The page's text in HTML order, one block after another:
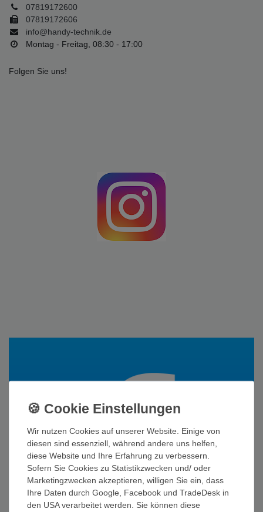
07819172600
07819172606
info@handy-technik.de
Montag - Freitag, 08:30 - 17:00
Folgen Sie uns!
Wir nutzen Cookies auf unserer Website. Einige von
diesen sind essenziell, während andere uns helfen,
diese Website und Ihre Erfahrung zu verbessern.
Sofern Sie Cookies zu Statistikzwecken und/ oder
Marketingzwecken akzeptieren, willigen Sie ein, dass
Ihre Daten durch Google, Facebook und TradeDesk in
den USA verarbeitet werden. Sie können diese